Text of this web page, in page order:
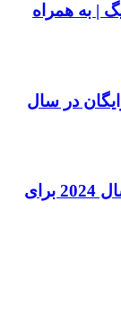
پیشنهادی برای رم زیر ۲ گیگ | به همراه
در سال
بهترین برنامه های دانلود انیمه در سال 2024 برای